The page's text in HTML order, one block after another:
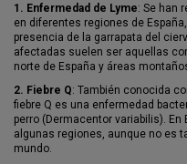
1. Enfermedad de Lyme: Se han
en diferentes regiones de
presencia de la garrapata del
afectadas suelen ser aquellas
norte de España y áreas
2. Fiebre Q: También conocida
fiebre Q es una enfermedad
perro (Dermacentor variabilis).
algunas regiones, aunque no es
mundo.